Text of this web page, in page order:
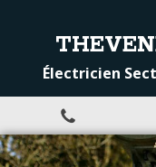
Électricien